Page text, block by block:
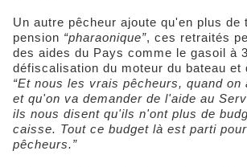
Un autre pêcheur ajoute qu'en plus de
pension “pharaonique”, ces retraités
des aides du Pays comme le gasoil à
défiscalisation du moteur du bateau
“Et nous les vrais pêcheurs, quand on
et qu'on va demander de l'aide au
ils nous disent qu'ils n'ont plus de
caisse. Tout ce budget là est parti
pêcheurs.”